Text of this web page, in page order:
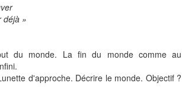
déjà »
du monde. La fin du monde comme au
d'approche. Décrire le monde. Objectif ?